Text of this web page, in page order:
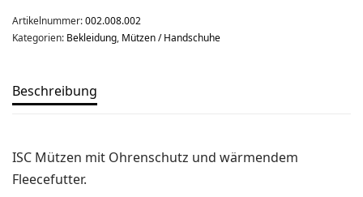
Artikelnummer:002.008.002
Kategorien: Bekleidung, Mützen / Handschuhe
Beschreibung
ISC Mützen mit Ohrenschutz und wärmendem
Fleecefutter.
Kompasse
Medizinische Artikel
Schuhe
Stirnlampen
Uhren / Pulsmesser / GPS